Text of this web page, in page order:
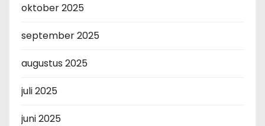
oktober 2025
september 2025
augustus 2025
juli 2025
juni 2025